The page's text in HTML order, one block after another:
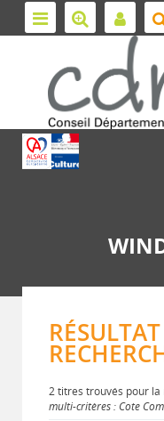
2 titres trouvés pour la
multi-critères : Cote